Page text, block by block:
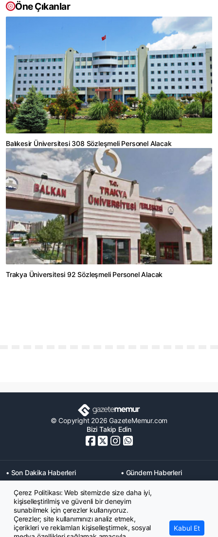
Öne Çıkanlar
Balıkesir Üniversitesi 308 Sözleşmeli Personel Alacak
Trakya Üniversitesi 92 Sözleşmeli Personel Alacak
© Copyright 2026 GazeteMemur.com
Bizi Takip Edin
• Son Dakika Haberleri
• Gündem Haberleri
• Memurlar Haberleri
• KPSS Haberleri
• Ekonomi Haberleri
• Eğitim Haberleri
• Yaşam Haberleri
• Maaş Verileri Haberleri
• Mahkeme Kararları
Haberleri
Çerez Politikası: Web sitemizde size daha iyi,
kişiselleştirilmiş ve güvenli bir deneyim
sunabilmek için çerezler kullanıyoruz.
Çerezler; site kullanımınızı analiz etmek,
içerikleri ve reklamları kişiselleştirmek, sosyal
Kabul Et